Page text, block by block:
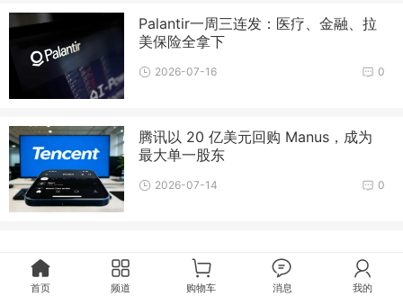
Palantir一周三连发：医疗、金融、拉
美保险全拿下
0
2026-07-16
腾讯以 20 亿美元回购 Manus，成为
最大单一股东
0
2026-07-14
首页 频道 购物车 消息 我的